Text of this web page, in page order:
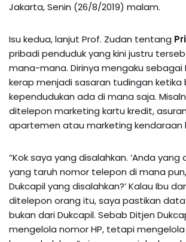
Jakarta, Senin (26/8/2019) malam.
Isu kedua, lanjut Prof. Zudan tentang
pribadi penduduk yang kini justru
mana-mana. Dirinya mengaku sebagai
kerap menjadi sasaran tudingan ketika
kependudukan ada di mana saja.
ditelepon marketing kartu kredit,
apartemen atau marketing kendaraan
“Kok saya yang disalahkan. ‘Anda
yang taruh nomor telepon di mana pun,
Dukcapil yang disalahkan?’ Kalau Ibu
ditelepon orang itu, saya pastikan
bukan dari Dukcapil. Sebab Ditjen
mengelola nomor HP, tetapi